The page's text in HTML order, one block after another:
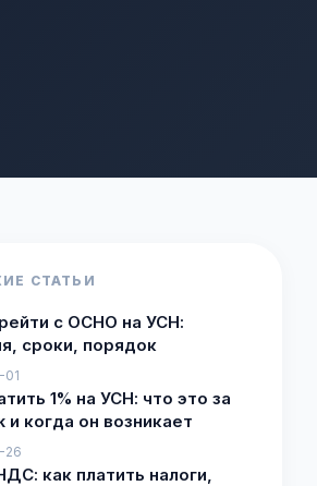
СТАТЬИ
с ОСНО на УСН:
сроки, порядок
1% на УСН: что это за
и когда он возникает
26
как платить налоги,